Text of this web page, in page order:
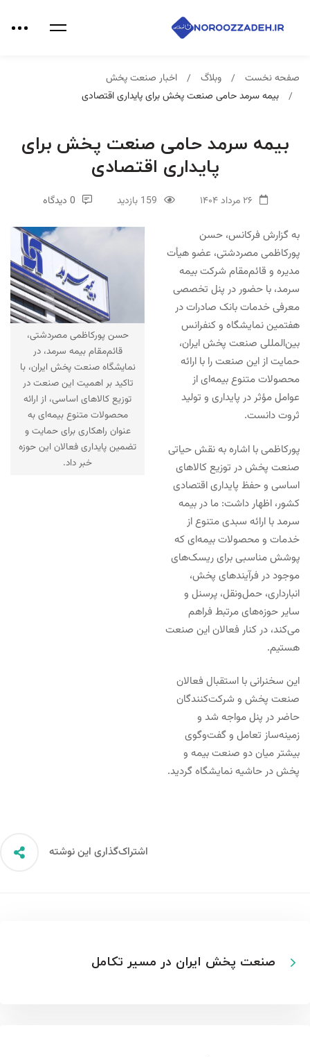
صفحه نخست وبلاگ
اخبار صنعت پخش
بیمه سرمد حامی صنعت پخش برای پایداری اقتصادی
بیمه سرمد حامی صنعت پخش برای
پایداری اقتصادی
159 بازدید 0 دیدگاه
به گزارش فرکانس، حسن
پورکاظمی مصردشتی، عضو هیأت
مدیره و قائم‌مقام شرکت بیمه
سرمد، با حضور در پنل تخصصی
معرفی خدمات بانک صادرات در
هفتمین نمایشگاه و کنفرانس
بین‌المللی صنعت پخش ایران،
حمایت از این صنعت را با ارائه
محصولات متنوع بیمه‌ای از
عوامل مؤثر در پایداری و تولید
ثروت دانست.
پورکاظمی با اشاره به نقش حیاتی
صنعت پخش در توزیع کالاهای
اساسی و حفظ پایداری اقتصادی
کشور، اظهار داشت: ما در بیمه
سرمد با ارائه سبدی متنوع از
خدمات و محصولات بیمه‌ای که
پوشش مناسبی برای ریسک‌های
موجود در فرآیندهای پخش،
انبارداری، حمل‌ونقل، پرسنل و
سایر حوزه‌های مرتبط فراهم
می‌کند، در کنار فعالان این صنعت
هستیم.
این سخنرانی با استقبال فعالان
صنعت پخش و شرکت‌کنندگان
حاضر در پنل مواجه شد و
زمینه‌ساز تعامل و گفت‌وگوی
بیشتر میان دو صنعت بیمه و
پخش در حاشیه نمایشگاه گردید.
حسن پورکاظمی مصردشتی،
قائم‌مقام بیمه سرمد، در
نمایشگاه صنعت پخش ایران، با
تاکید بر اهمیت این صنعت در
توزیع کالاهای اساسی، از ارائه
محصولات متنوع بیمه‌ای به
عنوان راهکاری برای حمایت و
تضمین پایداری فعالان این حوزه
خبر داد.
اشتراک‌گذاری این نوشته
صنعت پخش ایران در مسیر تکامل